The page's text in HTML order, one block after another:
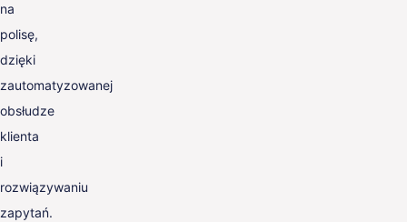
na
polisę,
dzięki
zautomatyzowanej
obsłudze
klienta
i
rozwiązywaniu
zapytań.